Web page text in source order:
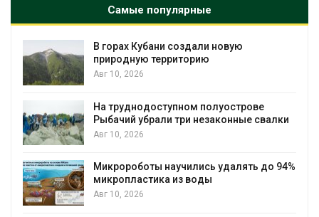
Самые популярные
свалки
до 94%
Микропластик из упаковки
усиливать риск жировой
Региональный экологический
в России фактически ушёл от
Южная Корея ускорит развитие
солнечной энергетики из-за